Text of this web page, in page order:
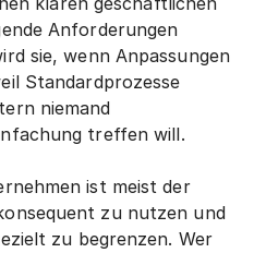
Anforderungen
sie, wenn Anpassungen
Standardprozesse
niemand
treffen will.
ist meist der
zu nutzen und
zu begrenzen. Wer